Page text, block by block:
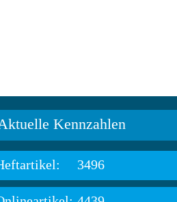
Kennzahlen
3496